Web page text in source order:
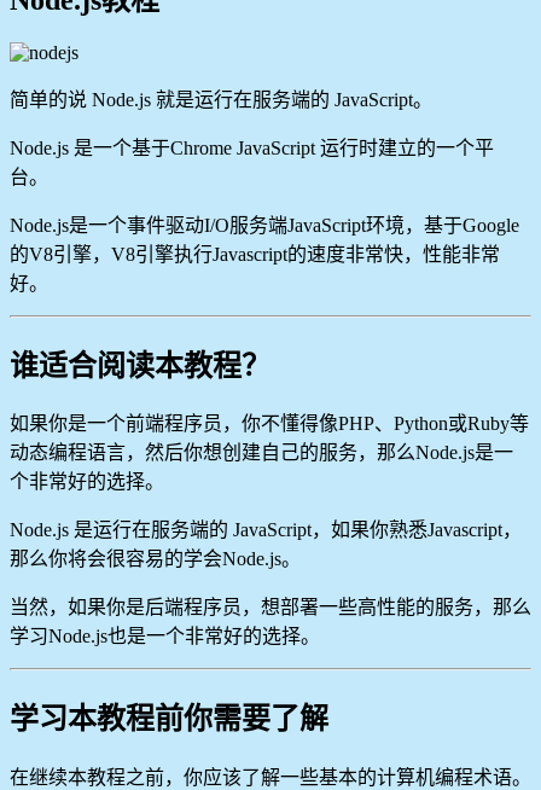
简单的说 Node.js 就是运行在服务端的 JavaScript。
Node.js 是一个基于Chrome JavaScript 运行时建立的一个平
台。
Node.js是一个事件驱动I/O服务端JavaScript环境，基于Google
的V8引擎，V8引擎执行Javascript的速度非常快，性能非常
好。
谁适合阅读本教程？
如果你是一个前端程序员，你不懂得像PHP、Python或Ruby等
动态编程语言，然后你想创建自己的服务，那么Node.js是一
个非常好的选择。
Node.js 是运行在服务端的 JavaScript，如果你熟悉Javascript，
那么你将会很容易的学会Node.js。
当然，如果你是后端程序员，想部署一些高性能的服务，那么
学习Node.js也是一个非常好的选择。
学习本教程前你需要了解
在继续本教程之前，你应该了解一些基本的计算机编程术语。